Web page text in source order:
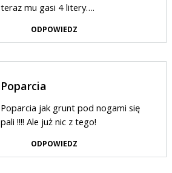
teraz mu gasi 4 litery….
ODPOWIEDZ
Poparcia
Poparcia jak grunt pod nogami się
pali !!!! Ale już nic z tego!
ODPOWIEDZ